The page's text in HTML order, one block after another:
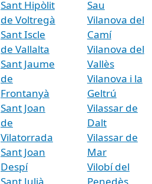
Sant Hipòlit
de Voltregà
Sant Iscle
de Vallalta
Sant Jaume
de
Frontanyà
Sant Joan
de
Vilatorrada
Sant Joan
Despí
Sant Julià
Sau
Vilanova del
Camí
Vilanova del
Vallès
Vilanova i la
Geltrú
Vilassar de
Dalt
Vilassar de
Mar
Vilobí del
Penedès